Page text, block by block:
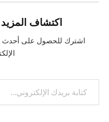
اكتشاف
اشترك للحصول على أحدث
كتابة بريدك الإلكتروني...